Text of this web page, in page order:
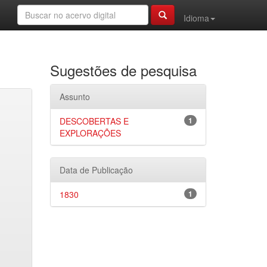
Idioma
Sugestões de pesquisa
Assunto
1
DESCOBERTAS E
EXPLORAÇÕES
Data de Publicação
1
1830